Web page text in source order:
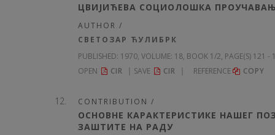
ЦВИЈИЋЕВА СОЦИОЛОШКА
AUTHOR /
СВЕТОЗАР ЋУЛИБРК
PUBLISHED: 1970, VOLUME: 18, BOOK 1/2, PAGE(S) 121 -
OPEN
CIR SAVE CIR REFERENCE COPY
CONTRIBUTION /
ОСНОВНЕ КАРАКТЕРИСТИКЕ НАШЕГ
ЗАШТИТЕ НА РАДУ